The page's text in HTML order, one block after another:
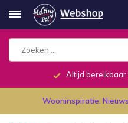
Altijd bereikbaar
Wooninspiratie,